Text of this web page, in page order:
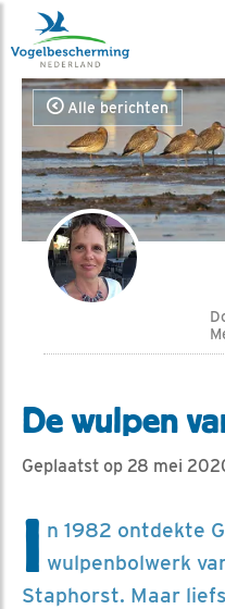
Alle berichten
De wulpen
Geplaatst op 28 mei
I n 1982 ontdekte
wulpenbolwerk
Staphorst. Maar